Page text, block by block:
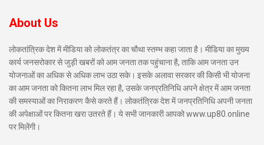
About Us
लोकतांत्रिक देश में मीडिया को लोकतंत्र का चौथा स्तम्भ कहा जाता है। मीडिया का मुख्य
कार्य जनसरोकार से जुड़ी खबरों को आम जनता तक पहुंचाना है, ताकि आम जनता उन
योजनाओं का अधिक से अधिक लाभ उठा सके। इसके अलावा सरकार की किसी भी योजना
का आम जनता को कितना लाभ मिल रहा है, उसके जनप्रतिनिधि अपने क्षेत्र में आम जनता
की समस्याओं का निराकरण कैसे करते हैं। लोकतंत्रिक देश में जनप्रतिनिधि अपनी जनता
की अपेक्षाओं पर कितना खरा उतरते हैं। ये सभी जानकारी आपको www.up80.online
पर मिलेंगी।